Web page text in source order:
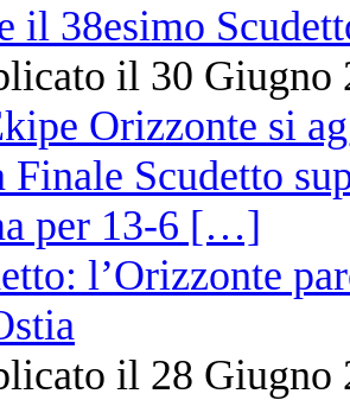
il 38esimo
il 30 Giugno
l’Orizzonte
il 28 Giugno